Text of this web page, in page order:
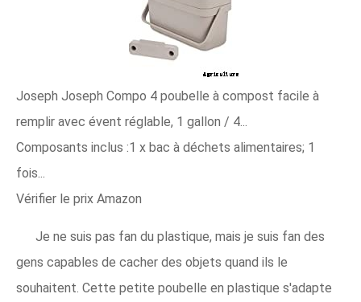
Joseph Joseph Compo 4 poubelle à compost facile à
remplir avec évent réglable, 1 gallon / 4...
Composants inclus :1 x bac à déchets alimentaires; 1
fois...
Vérifier le prix Amazon
Je ne suis pas fan du plastique, mais je suis fan des
gens capables de cacher des objets quand ils le
souhaitent. Cette petite poubelle en plastique s'adapte